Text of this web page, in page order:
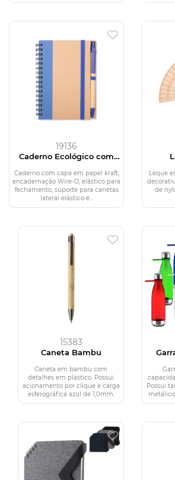
19136
Caderno Ecológico com
Caderno com capa em papel kraft,
encadernação Wire-O, elástico para
fechamento, suporte para canetas
lateral elástico e...
Leque
de
15383
Caneta Bambu
Caneta em bambu com
detalhes em plástico. Possui
acionamento por clique e carga
esferográfica azul de 1,0mm.
Possui